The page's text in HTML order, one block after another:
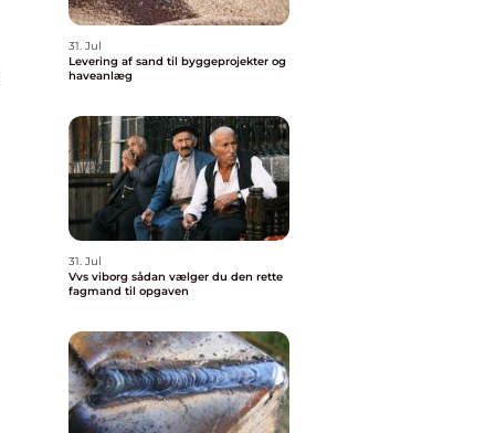
31. Jul
Levering af sand til byggeprojekter og
haveanlæg
31. Jul
Vvs viborg sådan vælger du den rette
fagmand til opgaven